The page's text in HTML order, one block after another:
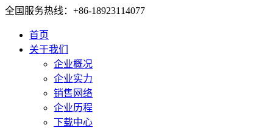
全国服务热线： +86-18923114077
首页
关于我们
企业概况
企业实力
销售网络
企业历程
下载中心